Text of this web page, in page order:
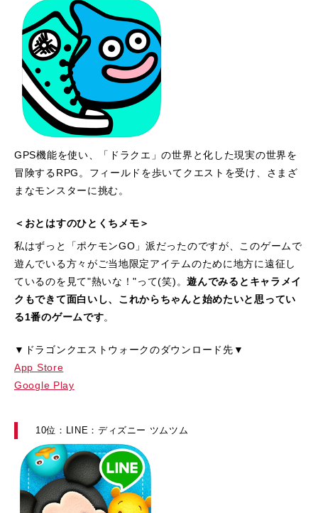
GPS機能を使い、「ドラクエ」の世界と化した現実の世界を
冒険するRPG。フィールドを歩いてクエストを受け、さまざ
まなモンスターに挑む。
＜おとはすのひとくちメモ＞
私はずっと「ポケモンGO」派だったのですが、このゲームで
遊んでいる方々がご当地限定アイテムのために地方に遠征し
ているのを見て"熱いな！"って(笑)。遊んでみるとキャラメイ
クもできて面白いし、これからちゃんと始めたいと思ってい
る1番のゲームです。
▼ドラゴンクエストウォークのダウンロード先▼
App Store
Google Play
10位：LINE：ディズニー ツムツム